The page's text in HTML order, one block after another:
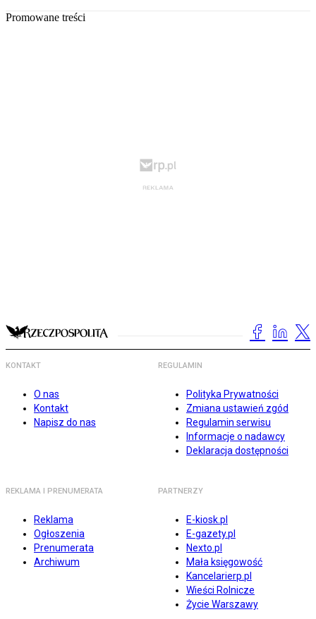
Promowane treści
KONTAKT
O nas
Kontakt
Napisz do nas
REGULAMIN
Polityka Prywatności
Zmiana ustawień zgód
Regulamin serwisu
Informacje o nadawcy
Deklaracja dostępności
REKLAMA I PRENUMERATA
Reklama
Ogłoszenia
Prenumerata
Archiwum
PARTNERZY
E-kiosk.pl
E-gazety.pl
Nexto.pl
Mała księgowość
Kancelarierp.pl
Wieści Rolnicze
Życie Warszawy